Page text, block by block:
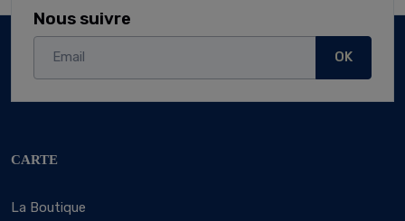
Nous suivre
OK
CARTE
La Boutique